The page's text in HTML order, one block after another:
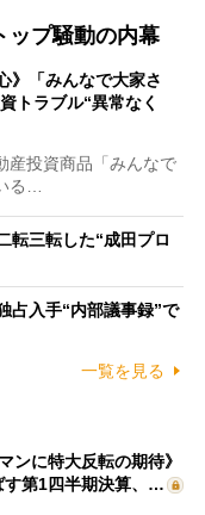
ップ騒動の内幕
》「みんなで大家さ
トラブル“異常なく
産投資商品「みんなで
る…
転三転した“成田プロ
占入手“内部議事録”で
一覧を見る
ンに特大反転の期待》
す第1四半期決算、…